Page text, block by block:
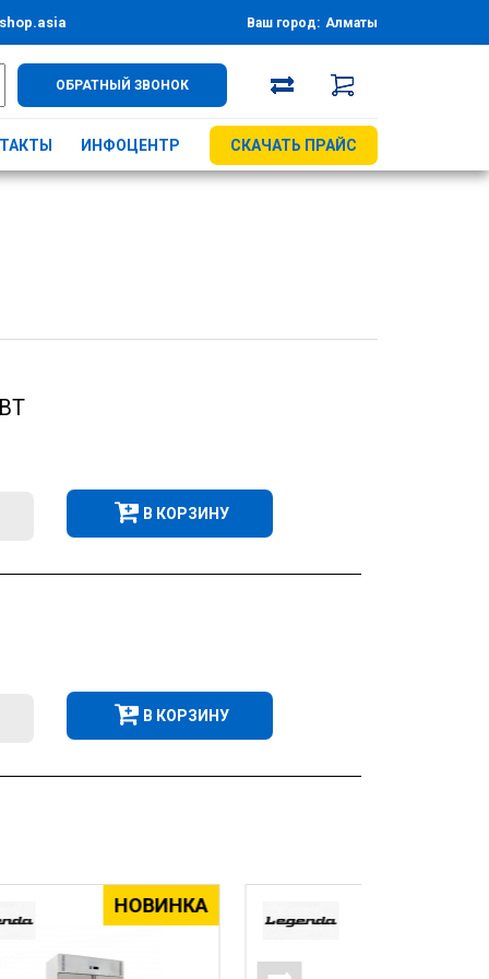
Ваш город: Алматы
ОБРАТНЫЙ ЗВОНОК
ИНФОЦЕНТР СКАЧАТЬ ПРАЙС
В КОРЗИНУ
В КОРЗИНУ